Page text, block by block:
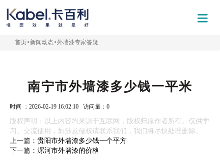
首页>新闻动态>外墙漆专家答疑
南宁市外墙漆多少钱一平米
时间 ：2026-02-19 16:02:10 访问量： 0
版权声明：以上内容均来源于互联网，版权归原作者所有。仅供学
习、交流使用，如涉及侵权请联系我们，我们将尽快处理删除。
上一篇： 贵阳市外墙漆多少钱一个平方
下一篇： 漯河市外墙漆的价格